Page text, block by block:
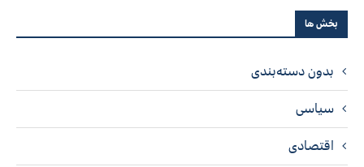
بخش ها
بدون دسته‌بندی
سیاسی
اقتصادی